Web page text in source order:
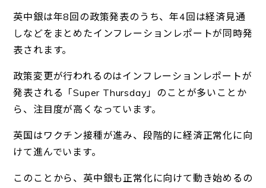
英中銀は年8回の政策発表のうち、年4回は経済見通
しなどをまとめたインフレーションレポートが同時発
表されます。
政策変更が行われるのはインフレーションレポートが
発表される「Super Thursday」のことが多いことか
ら、注目度が高くなっています。
英国はワクチン接種が進み、段階的に経済正常化に向
けて進んでいます。
このことから、英中銀も正常化に向けて動き始めるの